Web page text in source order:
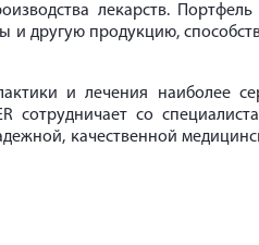
лекарств.
и другую продукцию,
и лечения наиболее
сотрудничает со
качественной